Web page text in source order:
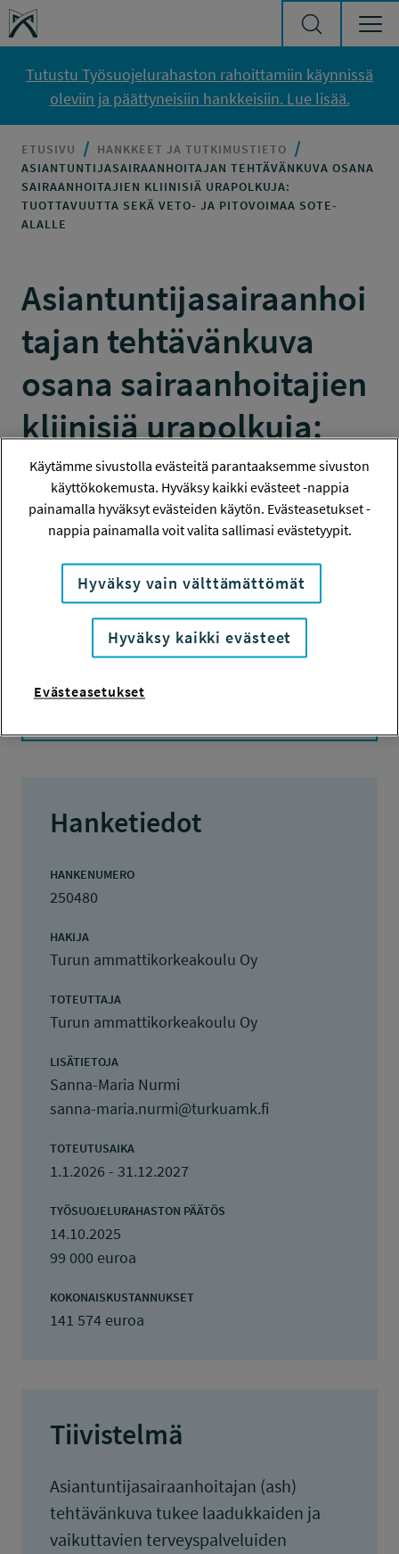
Siirry sisältöön
Työsuojelurahasto
Tutustu Työsuojelurahaston rahoittamiin käynnissä
oleviin ja päättyneisiin hankkeisiin. Lue lisää.
ETUSIVU
HANKKEET JA TUTKIMUSTIETO
ASIANTUNTIJASAIRAANHOITAJAN TEHTÄVÄNKUVA OSANA
SAIRAANHOITAJIEN KLIINISIÄ URAPOLKUJA:
TUOTTAVUUTTA SEKÄ VETO- JA PITOVOIMAA SOTE-
ALALLE
Asiantuntijasairaanhoi
tajan tehtävänkuva
osana sairaanhoitajien
kliinisiä urapolkuja:
tuottavuutta sekä veto-
ja pitovoimaa sote-
alalle
TUTKIMUS
Hanketiedot
HANKENUMERO
250480
HAKIJA
Turun ammattikorkeakoulu Oy
TOTEUTTAJA
Turun ammattikorkeakoulu Oy
LISÄTIETOJA
Sanna-Maria Nurmi
sanna-maria.nurmi@turkuamk.fi
TOTEUTUSAIKA
1.1.2026 - 31.12.2027
TYÖSUOJELURAHASTON PÄÄTÖS
14.10.2025
99 000 euroa
KOKONAISKUSTANNUKSET
141 574 euroa
Tiivistelmä
Asiantuntijasairaanhoitajan (ash)
tehtävänkuva tukee laadukkaiden ja
vaikuttavien terveyspalveluiden
Käytämme sivustolla evästeitä parantaaksemme sivuston
käyttökokemusta. Hyväksy kaikki evästeet -nappia
painamalla hyväksyt evästeiden käytön. Evästeasetukset -
nappia painamalla voit valita sallimasi evästetyypit.
Hyväksy vain välttämättömät
Hyväksy kaikki evästeet
Evästeasetukset